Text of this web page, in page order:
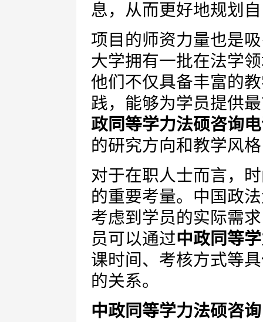
息，从而更好地规划
项目的师资力量也是
大学拥有一批在法学
他们不仅具备丰富的
践，能够为学员提供
政同等学力法硕咨询
的研究方向和教学风
对于在职人士而言，
的重要考量。中国政
考虑到学员的实际需
员可以通过中政同等
课时间、考核方式等
的关系。
中政同等学力法硕咨